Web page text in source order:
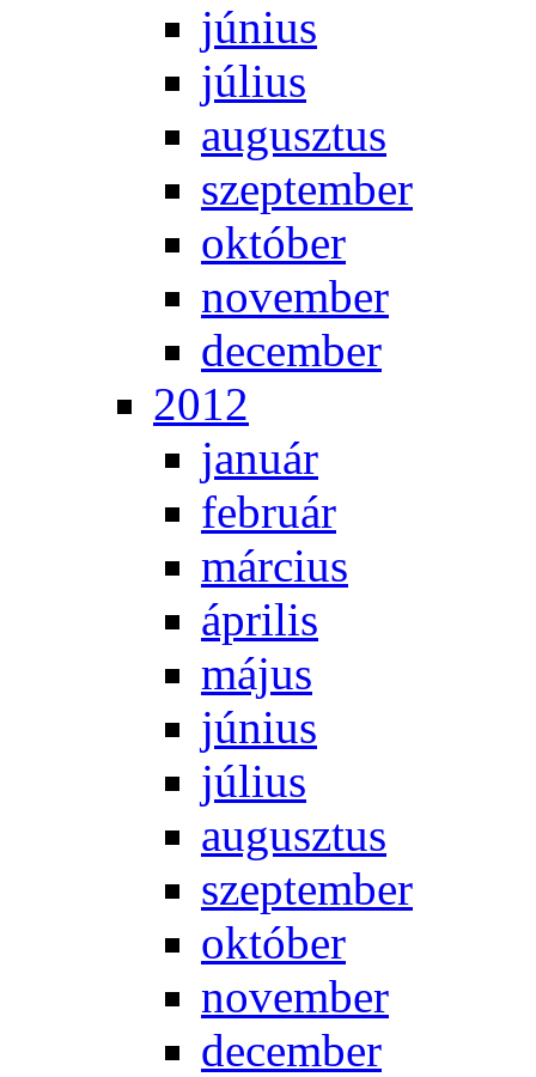
jú­ni­us
jú­li­us
au­gusz­tus
szep­tem­ber
ok­tó­ber
no­vem­ber
de­cem­ber
2012
ja­nu­ár
feb­ru­ár
már­ci­us
áp­ri­lis
má­jus
jú­ni­us
jú­li­us
au­gusz­tus
szep­tem­ber
ok­tó­ber
no­vem­ber
de­cem­ber